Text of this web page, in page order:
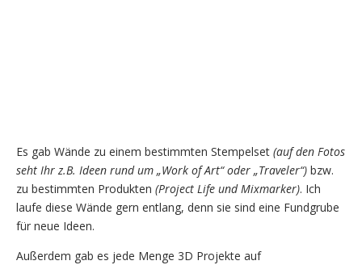
Es gab Wände zu einem bestimmten Stempelset (auf den Fotos
seht Ihr z.B. Ideen rund um „Work of Art“ oder „Traveler“) bzw.
zu bestimmten Produkten (Project Life und Mixmarker). Ich
laufe diese Wände gern entlang, denn sie sind eine Fundgrube
für neue Ideen.
Außerdem gab es jede Menge 3D Projekte auf